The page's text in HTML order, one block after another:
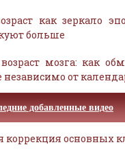
как зеркало
больше
мозга: как
независимо от
добавленные видео
коррекция основных